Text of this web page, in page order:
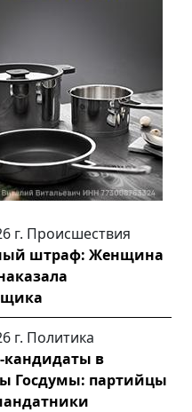
г. Происшествия
штраф: Женщина
г. Политика
кандидаты в
Госдумы: партийцы